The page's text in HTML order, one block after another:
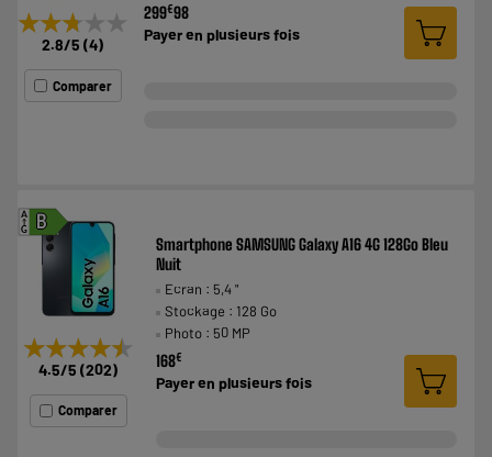
★★★★★
★★★★★
2.8/5 (4)
Comparer
299€98
Payer en plusieurs fois
B
A
G
★★★★★
★★★★★
4.5/5 (202)
Comparer
Smartphone SAMSUNG Galaxy A16 4G 128Go Bleu
Nuit
Ecran : 5,4 "
Stockage : 128 Go
Photo : 50 MP
168€
Payer en plusieurs fois